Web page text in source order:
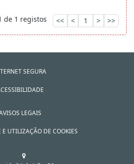
de 1 registos << < 1 > >>
SEGURA
LEGAIS
E UTILIZAÇÃO DE COOKIES